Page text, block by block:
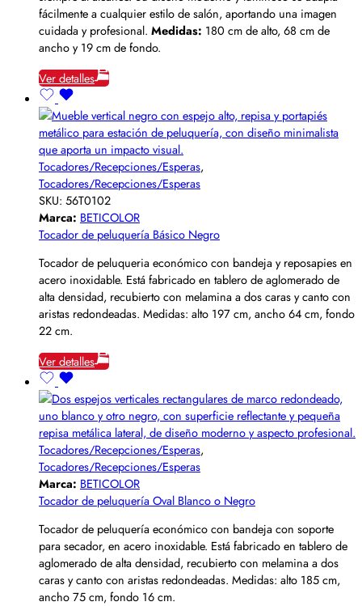
fácilmente a cualquier estilo de salón, aportando una imagen
cuidada y profesional. Medidas: 180 cm de alto, 68 cm de
ancho y 19 cm de fondo.
Ver detalles
Tocadores/Recepciones/Esperas,
Tocadores/Recepciones/Esperas
SKU: 56T0102
Marca: BETICOLOR
Tocador de peluquería Básico Negro
Tocador de peluqueria económico con bandeja y reposapies en
acero inoxidable. Está fabricado en tablero de aglomerado de
alta densidad, recubierto con melamina a dos caras y canto con
aristas redondeadas. Medidas: alto 197 cm, ancho 64 cm, fondo
22 cm.
Ver detalles
Tocadores/Recepciones/Esperas,
Tocadores/Recepciones/Esperas
Marca: BETICOLOR
Tocador de peluquería Oval Blanco o Negro
Tocador de peluquería económico con bandeja con soporte
para secador, en acero inoxidable. Está fabricado en tablero de
aglomerado de alta densidad, recubierto con melamina a dos
caras y canto con aristas redondeadas. Medidas: alto 185 cm,
ancho 75 cm, fondo 16 cm.